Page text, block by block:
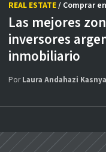
Las mejores
inversores
inmobiliario
REAL ESTATE/ Comprar
PorLaura Andahazi Kasnya